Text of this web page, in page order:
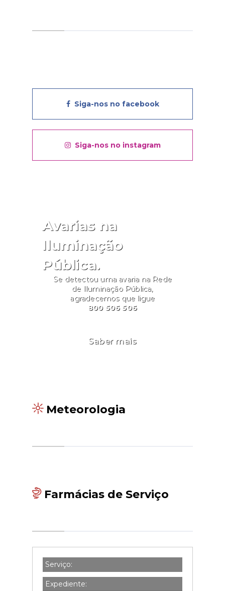
Siga-nos no facebook
Siga-nos no instagram
Avarias na
Iluminação
Pública.
Se detectou uma avaria na Rede
de Iluminação Pública,
agradecemos que ligue
800 506 506
Saber mais
Meteorologia
Farmácias de Serviço
Serviço:
Expediente: